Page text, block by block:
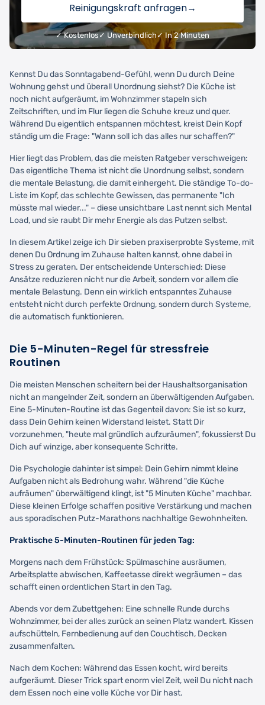
Reinigungskraft anfragen→
✓ Kostenlos✓ Unverbindlich ✓ In 2 Minuten
Kennst Du das Sonntagabend-Gefühl, wenn Du durch Deine
Wohnung gehst und überall Unordnung siehst? Die Küche ist
noch nicht aufgeräumt, im Wohnzimmer stapeln sich
Zeitschriften, und im Flur liegen die Schuhe kreuz und quer.
Während Du eigentlich entspannen möchtest, kreist Dein Kopf
ständig um die Frage: "Wann soll ich das alles nur schaffen?"
Hier liegt das Problem, das die meisten Ratgeber verschweigen:
Das eigentliche Thema ist nicht die Unordnung selbst, sondern
die mentale Belastung, die damit einhergeht. Die ständige To-do-
Liste im Kopf, das schlechte Gewissen, das permanente "Ich
müsste mal wieder..." – diese unsichtbare Last nennt sich Mental
Load, und sie raubt Dir mehr Energie als das Putzen selbst.
In diesem Artikel zeige ich Dir sieben praxiserprobte Systeme, mit
denen Du Ordnung im Zuhause halten kannst, ohne dabei in
Stress zu geraten. Der entscheidende Unterschied: Diese
Ansätze reduzieren nicht nur die Arbeit, sondern vor allem die
mentale Belastung. Denn ein wirklich entspanntes Zuhause
entsteht nicht durch perfekte Ordnung, sondern durch Systeme,
die automatisch funktionieren.
Die 5-Minuten-Regel für stressfreie
Routinen
Die meisten Menschen scheitern bei der Haushaltsorganisation
nicht an mangelnder Zeit, sondern an überwältigenden Aufgaben.
Eine 5-Minuten-Routine ist das Gegenteil davon: Sie ist so kurz,
dass Dein Gehirn keinen Widerstand leistet. Statt Dir
vorzunehmen, "heute mal gründlich aufzuräumen", fokussierst Du
Dich auf winzige, aber konsequente Schritte.
Die Psychologie dahinter ist simpel: Dein Gehirn nimmt kleine
Aufgaben nicht als Bedrohung wahr. Während "die Küche
aufräumen" überwältigend klingt, ist "5 Minuten Küche" machbar.
Diese kleinen Erfolge schaffen positive Verstärkung und machen
aus sporadischen Putz-Marathons nachhaltige Gewohnheiten.
Praktische 5-Minuten-Routinen für jeden Tag:
Morgens nach dem Frühstück: Spülmaschine ausräumen,
Arbeitsplatte abwischen, Kaffeetasse direkt wegräumen – das
schafft einen ordentlichen Start in den Tag.
Abends vor dem Zubettgehen: Eine schnelle Runde durchs
Wohnzimmer, bei der alles zurück an seinen Platz wandert. Kissen
aufschütteln, Fernbedienung auf den Couchtisch, Decken
zusammenfalten.
Nach dem Kochen: Während das Essen kocht, wird bereits
aufgeräumt. Dieser Trick spart enorm viel Zeit, weil Du nicht nach
dem Essen noch eine volle Küche vor Dir hast.